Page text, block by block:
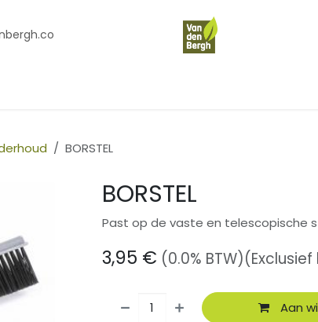
BORSTEL
BORSTEL
Past op de vaste en telescopische
3,95 € (0.0% BTW)
Aan